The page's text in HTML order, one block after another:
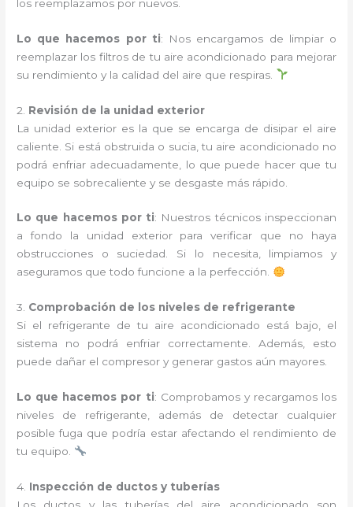
los reemplazamos por nuevos.
Lo que hacemos por ti: Nos encargamos de limpiar o
reemplazar los filtros de tu aire acondicionado para mejorar
su rendimiento y la calidad del aire que respiras.
2. Revisión de la unidad exterior
La unidad exterior es la que se encarga de disipar el aire
caliente. Si está obstruida o sucia, tu aire acondicionado no
podrá enfriar adecuadamente, lo que puede hacer que tu
equipo se sobrecaliente y se desgaste más rápido.
Lo que hacemos por ti: Nuestros técnicos inspeccionan
a fondo la unidad exterior para verificar que no haya
obstrucciones o suciedad. Si lo necesita, limpiamos y
aseguramos que todo funcione a la perfección.
3. Comprobación de los niveles de refrigerante
Si el refrigerante de tu aire acondicionado está bajo, el
sistema no podrá enfriar correctamente. Además, esto
puede dañar el compresor y generar gastos aún mayores.
Lo que hacemos por ti: Comprobamos y recargamos los
niveles de refrigerante, además de detectar cualquier
posible fuga que podría estar afectando el rendimiento de
tu equipo.
4. Inspección de ductos y tuberías